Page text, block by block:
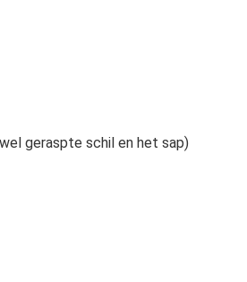
geraspte schil en het sap)